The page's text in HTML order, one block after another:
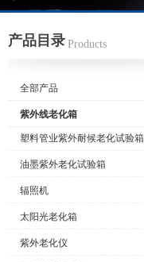
产品目录 Products
全部产品
紫外线老化箱
塑料管业紫外耐候老化试验箱
油墨紫外老化试验箱
辐照机
太阳光老化箱
紫外老化仪